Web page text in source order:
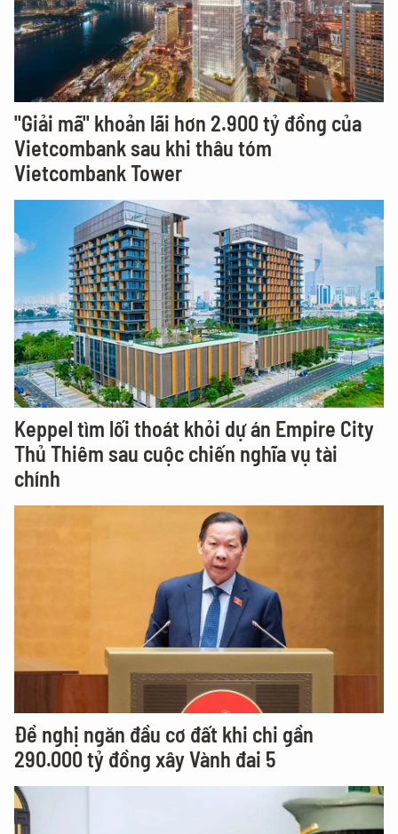
"Giải mã" khoản lãi hơn 2.900 tỷ đồng của
Vietcombank sau khi thâu tóm
Vietcombank Tower
Keppel tìm lối thoát khỏi dự án Empire City
Thủ Thiêm sau cuộc chiến nghĩa vụ tài
chính
Đề nghị ngăn đầu cơ đất khi chi gần
290.000 tỷ đồng xây Vành đai 5